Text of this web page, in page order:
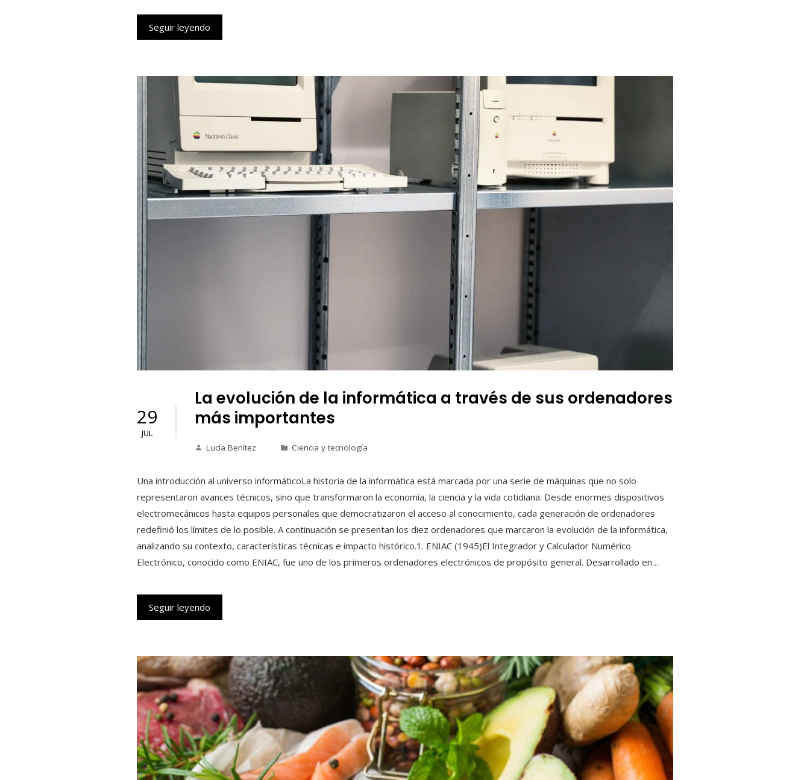
Seguir leyendo
29
JUL
La evolución de la informática a través de sus ordenadores
más importantes
Lucía Benítez Ciencia y tecnología
Una introducción al universo informáticoLa historia de la informática está marcada por una serie de máquinas que no solo
representaron avances técnicos, sino que transformaron la economía, la ciencia y la vida cotidiana. Desde enormes dispositivos
electromecánicos hasta equipos personales que democratizaron el acceso al conocimiento, cada generación de ordenadores
redefinió los límites de lo posible. A continuación se presentan los diez ordenadores que marcaron la evolución de la informática,
analizando su contexto, características técnicas e impacto histórico.1. ENIAC (1945)El Integrador y Calculador Numérico
Electrónico, conocido como ENIAC, fue uno de los primeros ordenadores electrónicos de propósito general. Desarrollado en…
Seguir leyendo